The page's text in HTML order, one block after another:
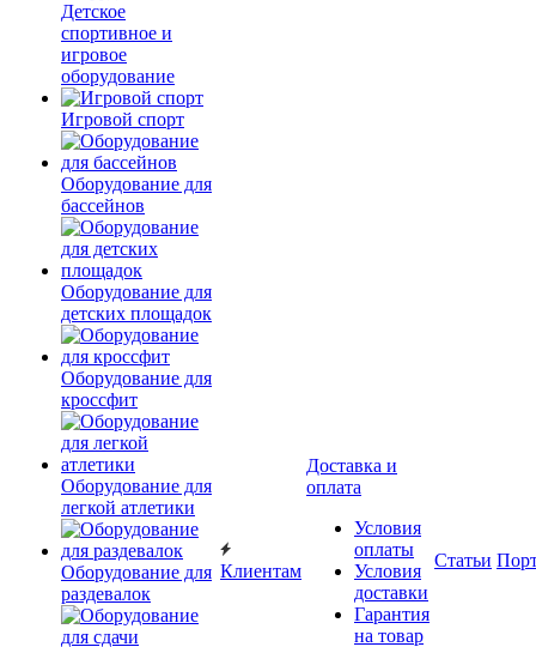
Детское
спортивное и
игровое
оборудование
Игровой спорт
Оборудование для
бассейнов
Оборудование для
детских площадок
Оборудование для
кроссфит
Оборудование для
легкой атлетики
Оборудование для
раздевалок
Клиентам
Доставка и
оплата
Условия
оплаты
Условия
доставки
Гарантия
на товар
Статьи